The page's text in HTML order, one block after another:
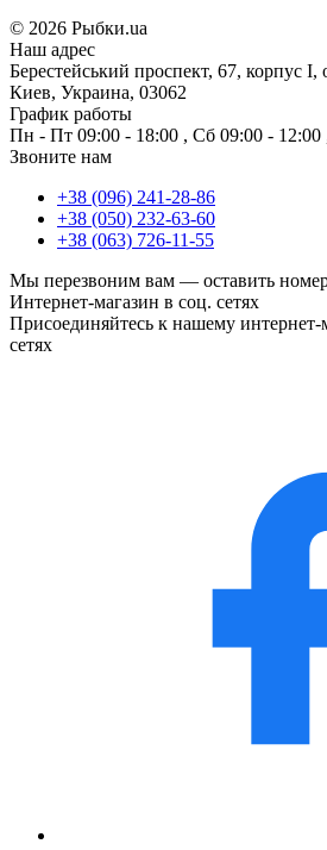
© 2026 Рыбки.ua
Наш адрес
Берестейський проспект, 67, корпус I,
Киев, Украина, 03062
График работы
Пн - Пт 09:00 - 18:00 , Сб 09:00 - 12:00
Звоните нам
+38 (096) 241-28-86
+38 (050) 232-63-60
+38 (063) 726-11-55
Мы перезвоним вам — оставить
Интернет-магазин в соц. сетях
Присоединяйтесь к нашему
сетях